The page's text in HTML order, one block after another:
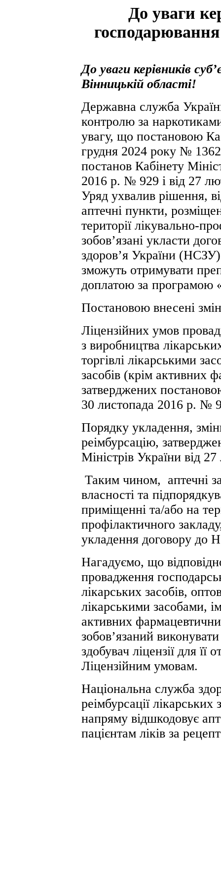
До уваги
До уваги керівників
Вінницькій області!
Державна служба
контролю за
увагу, що постановою
грудня 2024 року №
постанов Кабінету
2016 р. № 929 і від 27
Уряд ухвалив рішення,
аптечні пункти,
території лікувально-
зобов’язані укласти
здоров’я України
зможуть отримувати
доплатою за програмою
Постановою внесені
Ліцензійних умов
з виробництва
торгівлі лікарськими
засобів (крім активних
затверджених
30 листопада 2016 р. №
Порядку укладення,
реімбурсацію,
Міністрів України від
Таким чином, аптечні
власності та
приміщенні та/або на
профілактичного
укладення договору до
Нагадуємо, що
провадження
лікарських засобів,
лікарськими засобами,
активних
зобов’язаний
здобувач ліцензії для її
Ліцензійним умовам.
Національна служба
реімбурсації лікарських
напряму відшкодовує
пацієнтам ліків за